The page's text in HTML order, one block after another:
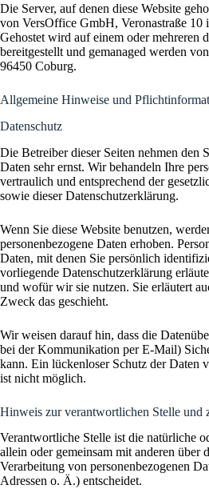
Die Server, auf denen diese Website
von VersOffice GmbH, Veronastraße 10
Gehostet wird auf einem oder mehreren
bereitgestellt und gemanaged werden
96450 Coburg.
Allgemeine Hinweise und
Datenschutz
Die Betreiber dieser Seiten nehmen den
Daten sehr ernst. Wir behandeln Ihre
vertraulich und entsprechend der
sowie dieser Datenschutzerklärung.
Wenn Sie diese Website benutzen,
personenbezogene Daten erhoben.
Daten, mit denen Sie persönlich
vorliegende Datenschutzerklärung
und wofür wir sie nutzen. Sie erläutert
Zweck das geschieht.
Wir weisen darauf hin, dass die
bei der Kommunikation per E-Mail)
kann. Ein lückenloser Schutz der Daten
ist nicht möglich.
Hinweis zur verantwortlichen Stelle und
Verantwortliche Stelle ist die natürliche
allein oder gemeinsam mit anderen über
Verarbeitung von personenbezogenen
Adressen o. Ä.) entscheidet.